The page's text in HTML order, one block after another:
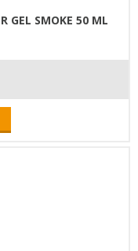
GEL SMOKE 50 ML